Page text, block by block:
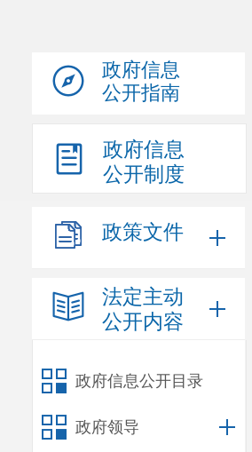
政府信息
公开指南
政府信息
公开制度
政策文件
法定主动
公开内容
政府信息公开目录
政府领导